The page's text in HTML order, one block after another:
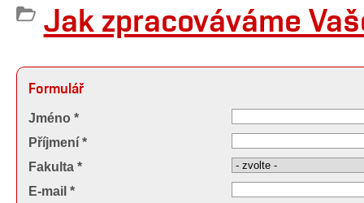
Jak zpracováváme
Formulář
Jméno *
Příjmení *
Fakulta *
E-mail *